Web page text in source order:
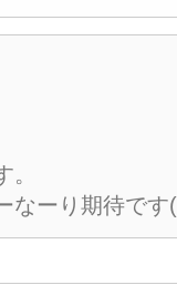
なーり期待です